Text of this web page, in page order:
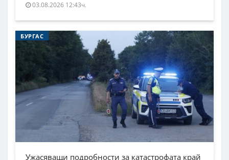
03.08.2026 12:43ч.
БУРГАС
Ужасяващи подробности за катастрофата край